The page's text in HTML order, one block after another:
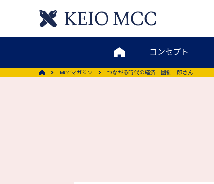
コンセプト
MCCマガジン つながる時代の経済 國領二郎さん